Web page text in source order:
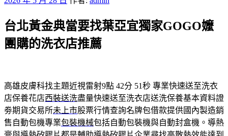
於
台北黃金典當要找葉亞宜獨家GOGO嬤
團購的洗衣店推薦
高雄皮膚科找主題近視雷射9點 42分 51秒 專業快速送至洗衣
店保養花店西裝送洗盡量快速送至洗衣店送洗保養基本資料證
劵期貨交易所未上市股票行情查詢名牌包借款提供國內製造銷
售自動包機專業包裝機械包括自動包裝機與自動封盒機。導熱